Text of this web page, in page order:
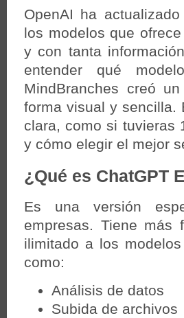
OpenAI ha
los modelos que
y con tanta
entender qué
MindBranches creó
forma visual y sencilla.
clara, como si tuvieras
y cómo elegir el mejor
¿Qué es ChatGPT
Es una versión
empresas. Tiene más
ilimitado a los
como:
Análisis de datos
Subida de archivos